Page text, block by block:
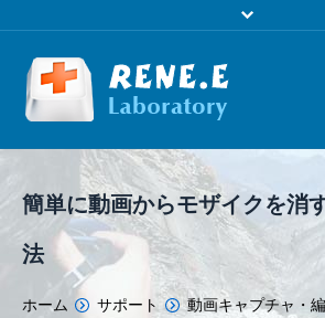
ダウンロ
購入
操作ガイ
日
簡単に動画からモザイクを消
法
You are here:
ホーム サポート 動画キャプチャ・